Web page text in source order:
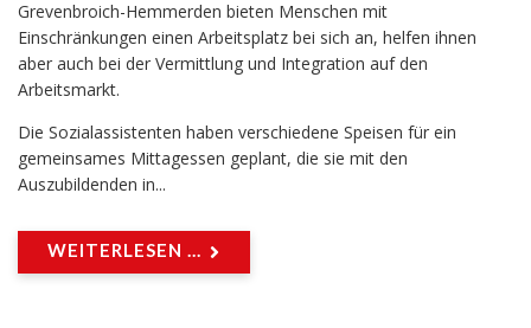
Grevenbroich-Hemmerden bieten Menschen mit
Einschränkungen einen Arbeitsplatz bei sich an, helfen ihnen
aber auch bei der Vermittlung und Integration auf den
Arbeitsmarkt.
Die Sozialassistenten haben verschiedene Speisen für ein
gemeinsames Mittagessen geplant, die sie mit den
Auszubildenden in...
WEITERLESEN ...